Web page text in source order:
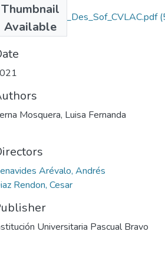
Thumbnail
Available
Rep_IUPB_Tec_Des_Sof_CVLAC.pdf
KB)
Mosquera, Luisa Fernanda
Arévalo, Andrés
Rendon, Cesar
Universitaria Pascual Bravo